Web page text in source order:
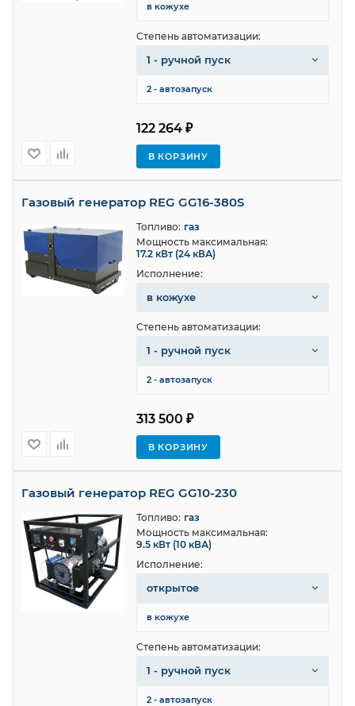
122 264 ₽
В КОРЗИНУ
в кожухе
Степень автоматизации:
1 - ручной пуск
2 - автозапуск
Газовый генератор REG GG16-380S
313 500 ₽
В КОРЗИНУ
Топливо: газ
Мощность максимальная:
17.2 кВт (24 кВА)
Исполнение:
в кожухе
Степень автоматизации:
1 - ручной пуск
2 - автозапуск
Газовый генератор REG GG10-230
Топливо: газ
Мощность максимальная:
9.5 кВт (10 кВА)
Исполнение:
открытое
в кожухе
Степень автоматизации:
1 - ручной пуск
2 - автозапуск